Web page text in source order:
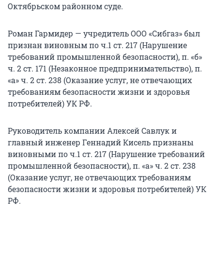
Октябрьском районном суде.
Роман Гармидер — учредитель ООО «Сибгаз» был
признан виновным по ч.1 ст. 217 (Нарушение
требований промышленной безопасности), п. «б»
ч. 2 ст. 171 (Незаконное предпринимательство), п.
«а» ч. 2 ст. 238 (Оказание услуг, не отвечающих
требованиям безопасности жизни и здоровья
потребителей) УК РФ.
Руководитель компании Алексей Савлук и
главный инженер Геннадий Кисель признаны
виновными по ч.1 ст. 217 (Нарушение требований
промышленной безопасности), п. «а» ч. 2 ст. 238
(Оказание услуг, не отвечающих требованиям
безопасности жизни и здоровья потребителей) УК
РФ.